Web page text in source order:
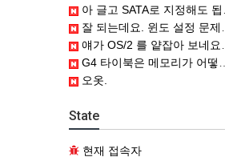
아 글고 SATA로 지정해도 됩니다. 저 글 진짜 이상하네요. 옛날꺼 퍼와서 그런거 같은데요.
잘 되는데요. 윈도 설정 문제신거 같은데. 크롬 브라우저나 파폭으로 해 보세요
얘가 OS/2 를 얕잡아 보네요 ㅎㅎ
G4 타이북은 메모리가 어떻게 되나요?
오옷.
State
현재 접속자